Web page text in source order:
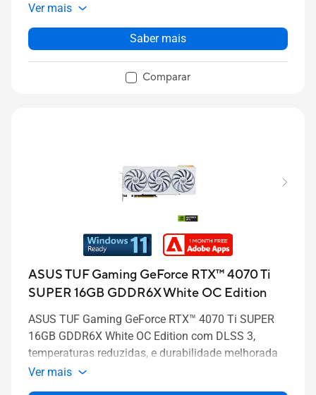
Ver mais
Saber mais
Comparar
ASUS TUF Gaming GeForce RTX™ 4070 Ti
SUPER 16GB GDDR6X White OC Edition
ASUS TUF Gaming GeForce RTX™ 4070 Ti SUPER
16GB GDDR6X White OC Edition com DLSS 3,
temperaturas reduzidas, e durabilidade melhorada
Ver mais